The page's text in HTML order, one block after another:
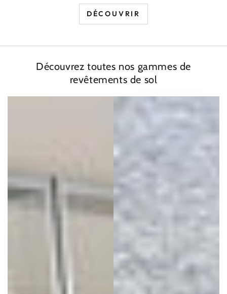
DÉCOUVRIR
Découvrez toutes nos gammes de
revêtements de sol